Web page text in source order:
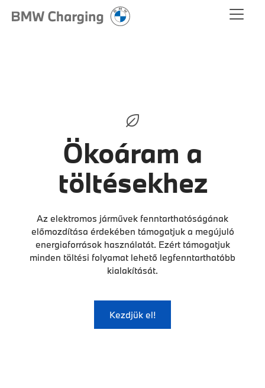
Ökoáram a
töltésekhez
Az elektromos járművek fenntarthatóságának
előmozdítása érdekében támogatjuk a megújuló
energiaforrások használatát. Ezért támogatjuk
minden töltési folyamat lehető legfenntarthatóbb
kialakítását.
Kezdjük el!